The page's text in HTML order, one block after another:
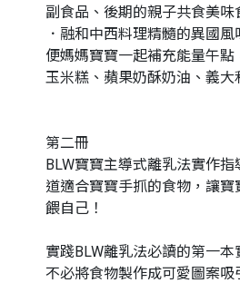
副食品、後期的親子共食美味
．融和中西料理精髓的異國
便媽媽寶寶一起補充能量午點
玉米糕、蘋果奶酥奶油、義大
第二冊
BLW寶寶主導式離乳法實作
道適合寶寶手抓的食物，讓
餵自己！
實踐BLW離乳法必讀的第一本
不必將食物製作成可愛圖案